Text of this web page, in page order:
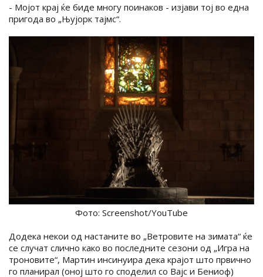
- Мојот крај ќе биде многу поинаков - изјави тој во една
пригода во „Њујорк тајмс“.
Фото: Screenshot/YouTube
Додека некои од настаните во „Ветровите на зимата“ ќе
се случат слично како во последните сезони од „Игра на
троновите“, Мартин инсинуира дека крајот што првично
го планирал (оној што го споделил со Вајс и Бениоф)